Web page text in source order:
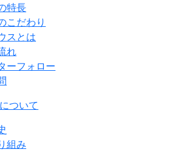
特長
こだわり
スとは
れ
ーフォロー
ついて
組み